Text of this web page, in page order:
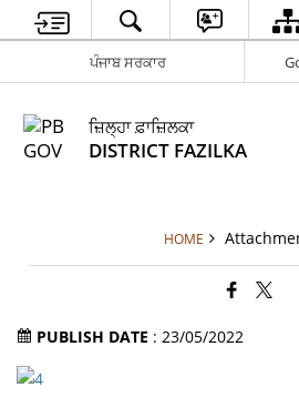
ਪੰਜਾਬ ਸਰਕਾਰ
ਜ਼ਿਲ੍ਹਾ ਫ਼ਾਜ਼ਿਲਕਾ
DISTRICT FAZILKA
HOME
PUBLISH DATE : 23/05/2022